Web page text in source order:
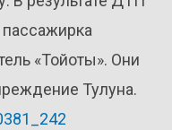
«Тойоты». Они
Тулуна.